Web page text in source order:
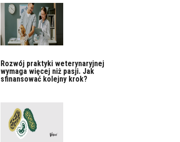
Rozwój praktyki weterynaryjnej
wymaga więcej niż pasji. Jak
sfinansować kolejny krok?